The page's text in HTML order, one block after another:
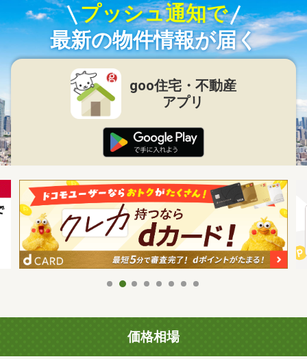
プッシュ通知で
最新の物件情報が届く
goo住宅・不動産
アプリ
価格相場